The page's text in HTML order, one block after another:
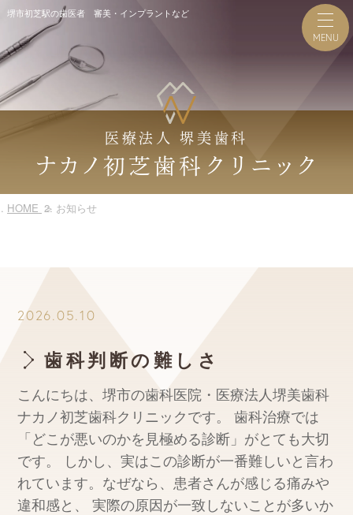
堺市初芝駅の歯医者 審美・インプラントなど
医療法人 堺美歯科
ナカノ 初芝歯科 クリニック
HOME お知らせ
2026.05.10
歯科判断の難しさ
こんにちは、堺市の歯科医院・医療法人堺美歯科
ナカノ初芝歯科クリニックです。 歯科治療では
「どこが悪いのかを見極める診断」がとても大切
です。 しかし、実はこの診断が一番難しいと言わ
れています。なぜなら、患者さんが感じる痛みや
違和感と、 実際の原因が一致しないことが多いか